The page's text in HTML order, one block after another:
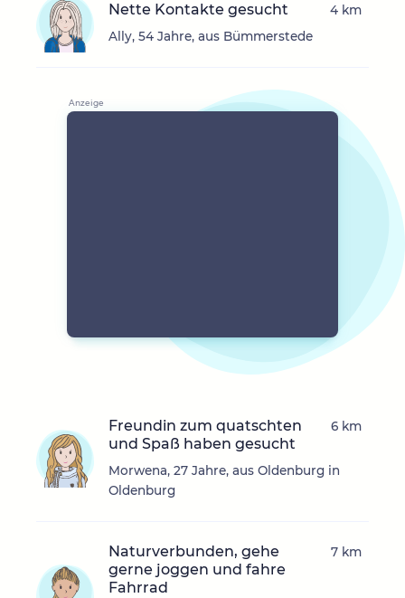
Nette Kontakte gesucht
Ally, 54 Jahre, aus Bümmerstede
4 km
Freundin zum quatschten
und Spaß haben gesucht
Morwena, 27 Jahre, aus Oldenburg in
Oldenburg
6 km
Naturverbunden, gehe
gerne joggen und fahre
Fahrrad
7 km